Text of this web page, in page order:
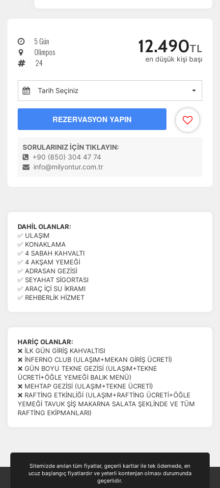
5 Gün
Olimpos
24
12.490TL
en düşük kişi başı
Tarih Seçiniz
REZERVASYON YAPIN
SORULARINIZ İÇİN TIKLAYIN:
+90 (850) 304 47 74
info@milyontur.com.tr
DAHİL OLANLAR:
✅ ULAŞIM
✅ KONAKLAMA
✅ 4 SABAH KAHVALTI
✅ 4 AKŞAM YEMEĞİ
✅ ADRASAN GEZİSİ
✅ SEYAHAT SİGORTASI
✅ ARAÇ İÇİ SU İKRAMI
✅ REHBERLİK HİZMET
HARİÇ OLANLAR:
❌ İLK GÜN GİRİŞ KAHVALTISI
❌ İNFERNO CLUB (ULAŞIM+MEKAN GİRİŞ ÜCRETİ)
❌ GÜN BOYU TEKNE GEZİSİ (ULAŞIM+TEKNE
ÜCRETİ+ÖĞLE YEMEĞİ BALIK MENÜ)
❌ MEHTAP GEZİSİ (ULAŞIM+TEKNE ÜCRETİ)
❌ RAFTİNG ETKİNLİĞİ (ULAŞIM+RAFTİNG ÜCRETİ+ÖĞLE
YEMEĞİ TAVUK ŞİŞ MAKARNA SALATA ŞEKLİNDE VE TÜM
RAFTİNG EKİPMANLARI)
Sitemizde anılan tüm fiyatlar, geçerli kartlar ile tek ödemede, en
ucuz başlangıç fiyatlardır ve yeterli kontenjan olması durumunda
geçerlidir.